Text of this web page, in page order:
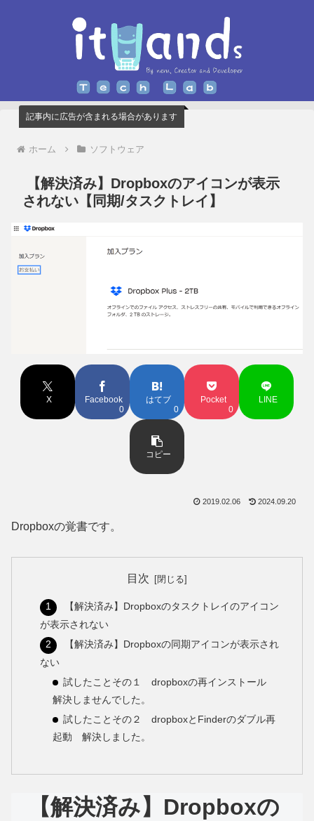
記事内に広告が含まれる場合があります
ホーム ソフトウェア
【解決済み】Dropboxのアイコンが表示
されない【同期/タスクトレイ】
X
Facebook
0
はてブ
0
Pocket
0
LINE
コピー
2019.02.06 2024.09.20
Dropboxの覚書です。
目次
【解決済み】Dropboxのタスクトレイのアイコン
が表示されない
【解決済み】Dropboxの同期アイコンが表示され
ない
試したことその１ dropboxの再インストール
解決しませんでした。
試したことその２ dropboxとFinderのダブル再
起動 解決しました。
【解決済み】Dropboxの